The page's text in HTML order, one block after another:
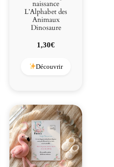
naissance
L’Alphabet des
Animaux
Dinosaure
1,30€
Découvrir